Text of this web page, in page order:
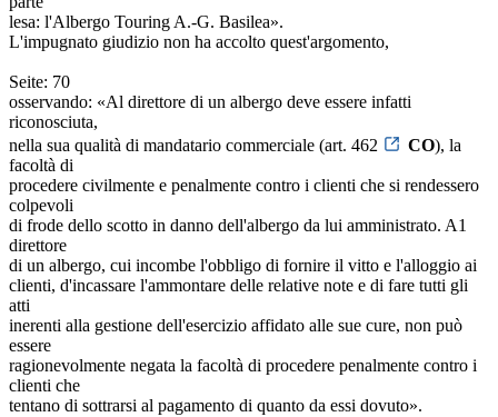
lesa: l'Albergo Touring A.-G. Basilea».
L'impugnato giudizio non ha accolto quest'argomento,
Seite: 70
osservando: «Al direttore di un albergo deve essere infatti
riconosciuta,
nella sua qualità di mandatario commerciale (art. 462
CO), la
facoltà di
procedere civilmente e penalmente contro i clienti che si rendessero
colpevoli
di frode dello scotto in danno dell'albergo da lui amministrato. A1
direttore
di un albergo, cui incombe l'obbligo di fornire il vitto e l'alloggio ai
clienti, d'incassare l'ammontare delle relative note e di fare tutti gli
atti
inerenti alla gestione dell'esercizio affidato alle sue cure, non può
essere
ragionevolmente negata la facoltà di procedere penalmente contro i
clienti che
tentano di sottrarsi al pagamento di quanto da essi dovuto».